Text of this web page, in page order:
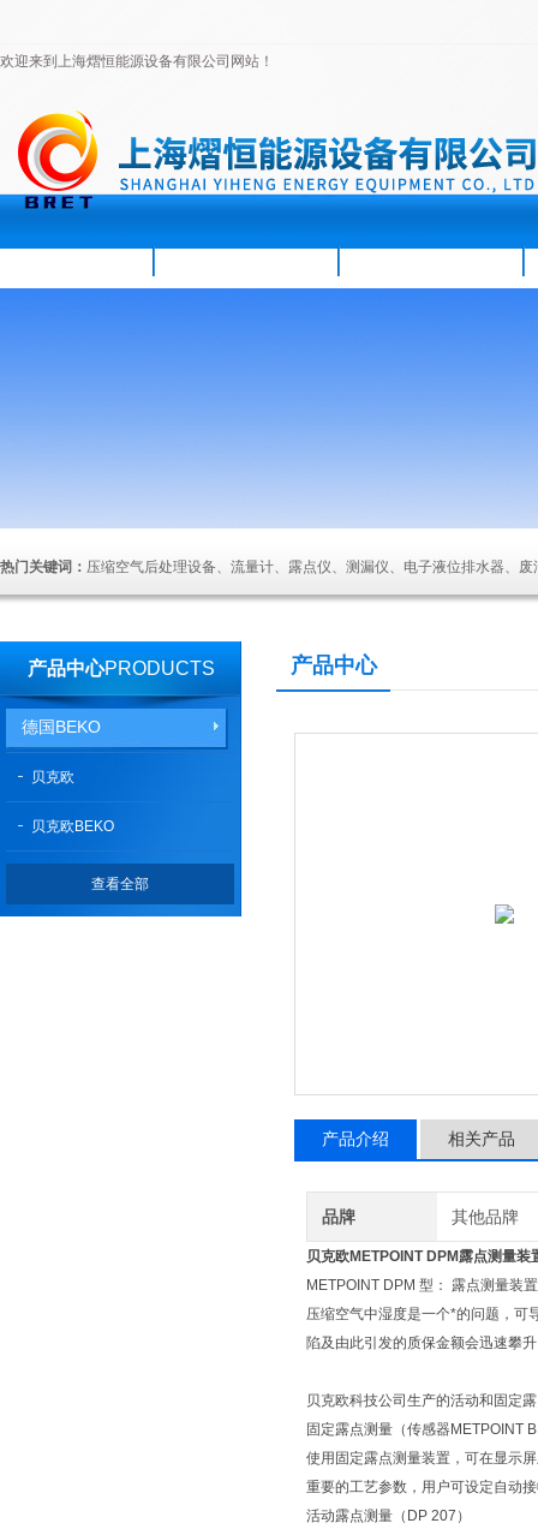
欢迎来到上海熠恒能源设备有限公司网站！
热门关键词： 压缩空气后处理设备、流量计、露点仪、测漏仪、电子液位排水器、
产品中心PRODUCTS
德国BEKO
贝克欧
贝克欧BEKO
查看全部
产品中心
产品介绍 相关产品
品牌 其他品牌
贝克欧METPOINT DPM露点测量装
METPOINT DPM 型： 露点测量装置
压缩空气中湿度是一个*的问题，可
陷及由此引发的质保金额会迅速攀
贝克欧科技公司生产的活动和固定
固定露点测量（传感器METPOINT
使用固定露点测量装置，可在显示
重要的工艺参数，用户可设定自动
活动露点测量（DP 207）